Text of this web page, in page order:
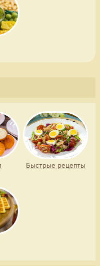
Быстрые рецепты